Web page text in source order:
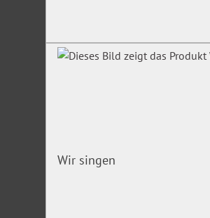
Wir singen